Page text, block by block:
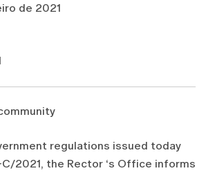
de 2021
regulations issued today
2021, the Rector ‘s Office informs